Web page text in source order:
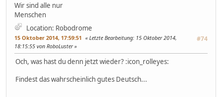
Wir sind alle nur
Menschen
Location: Robodrome
15 Oktober 2014, 17:59:51 #74
Letzte Bearbeitung: 15 Oktober 2014,
18:15:55 von RoboLuster
Och, was hast du denn jetzt wieder? :icon_rolleyes:
Findest das wahrscheinlich gutes Deutsch...